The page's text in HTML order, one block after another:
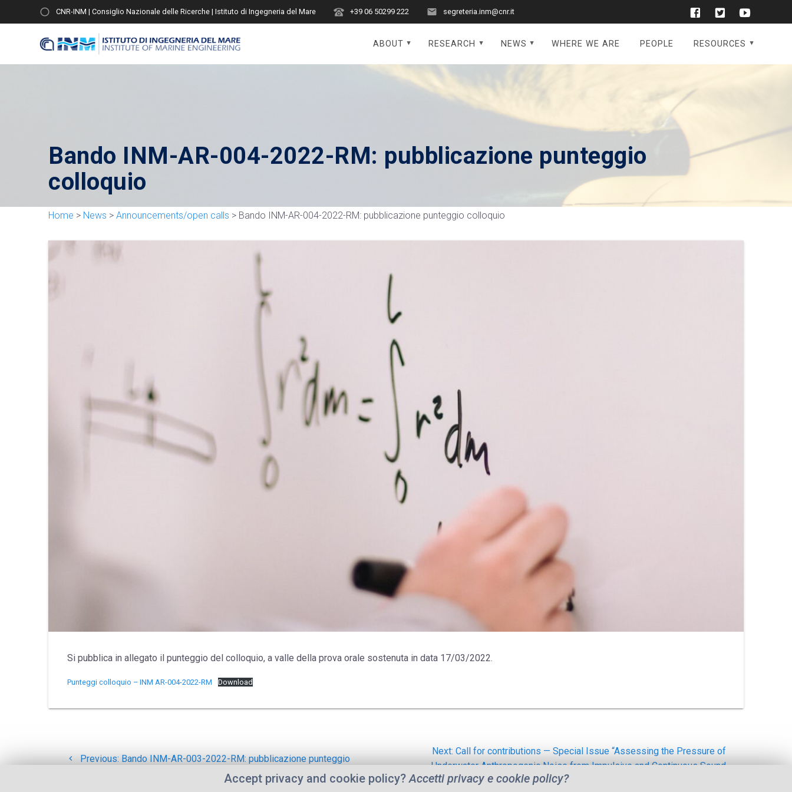
CNR-INM | Consiglio Nazionale delle Ricerche | Istituto di Ingegneria del Mare +39 06 50299 222 segreteria.inm@cnr.it
ABOUT RESEARCH NEWS WHERE WE ARE PEOPLE RESOURCES
Bando INM-AR-004-2022-RM: pubblicazione punteggio
colloquio
Home > News >Announcements/open calls > Bando INM-AR-004-2022-RM: pubblicazione punteggio colloquio
Si pubblica in allegato il punteggio del colloquio, a valle della prova orale sostenuta in data 17/03/2022.
Punteggi colloquio – INM AR-004-2022-RM Download
navigation
Previous: Previous
Bando INM-AR-003-2022-RM: pubblicazione punteggio
Next: Next
post:
Call for contributions — Special Issue “Assessing the Pressure of
Underwater Anthropogenic Noise from Impulsive and Continuous Sound
Accept privacy and cookie policy?Accetti privacy e cookie policy?